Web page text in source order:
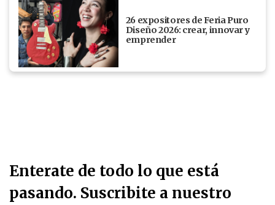
26 expositores de Feria Puro
Diseño 2026: crear, innovar y
emprender
Enterate de todo lo que está
pasando. Suscribite a nuestro